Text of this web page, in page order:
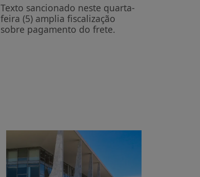
Texto sancionado neste quarta-
feira (5) amplia fiscalização
sobre pagamento do frete.